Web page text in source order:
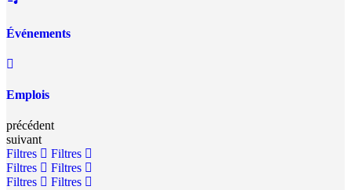
Événements
Emplois
précédent
suivant
Filtres
Filtres
Filtres
Filtres
Filtres
Filtres